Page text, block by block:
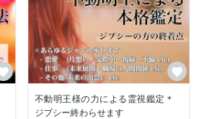
不動明王様の力による霊視鑑定＊
ジプシー終わらせます